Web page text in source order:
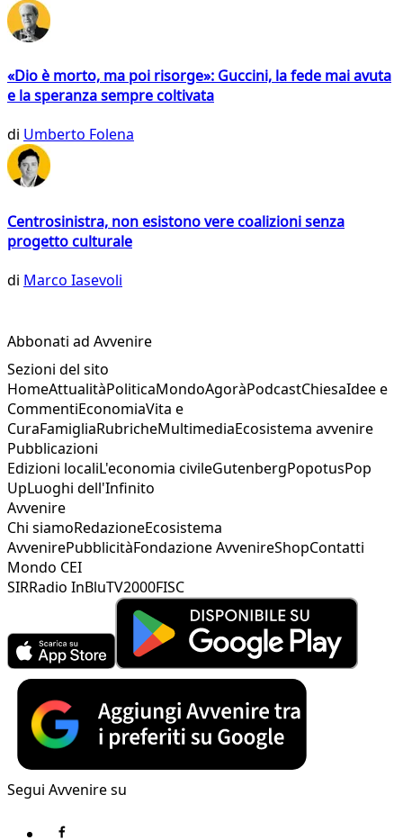
«Dio è morto, ma poi risorge»: Guccini, la fede mai avuta
e la speranza sempre coltivata
di Umberto Folena
Centrosinistra, non esistono vere coalizioni senza
progetto culturale
di Marco Iasevoli
Abbonati ad Avvenire
Sezioni del sito
HomeAttualitàPoliticaMondoAgoràPodcastChiesaIdee e
CommentiEconomiaVita e
CuraFamigliaRubricheMultimediaEcosistema avvenire
Pubblicazioni
Edizioni localiL'economia civileGutenbergPopotusPop
UpLuoghi dell'Infinito
Avvenire
Chi siamoRedazioneEcosistema
AvvenirePubblicitàFondazione AvvenireShopContatti
Mondo CEI
SIRRadio InBluTV2000FISC
Segui Avvenire su